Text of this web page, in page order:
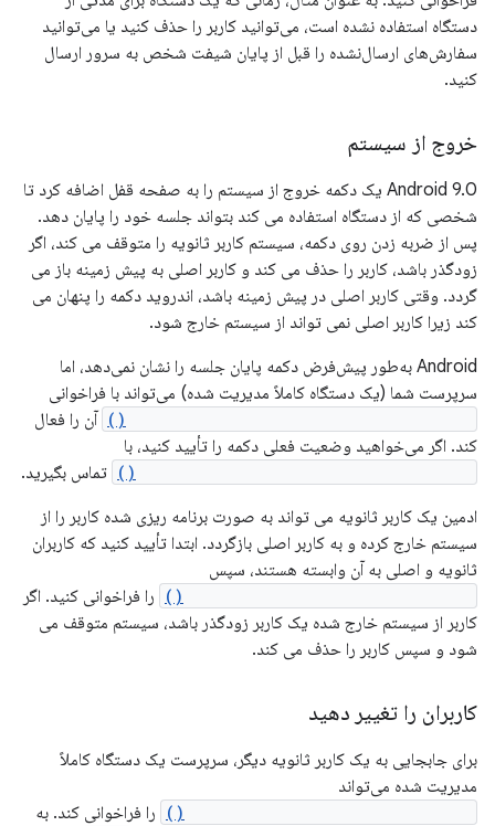
دستگاه استفاده نشده است، می‌توانید کاربر را حذف کنید یا می‌توانید
سفارش‌های ارسال‌نشده را قبل از پایان شیفت شخص به سرور ارسال
کنید.
خروج از سیستم
Android 9.0 یک دکمه خروج از سیستم را به صفحه قفل اضافه کرد تا
شخصی که از دستگاه استفاده می کند بتواند جلسه خود را پایان دهد.
پس از ضربه زدن روی دکمه، سیستم کاربر ثانویه را متوقف می کند، اگر
زودگذر باشد، کاربر را حذف می کند و کاربر اصلی به پیش زمینه باز می
گردد. وقتی کاربر اصلی در پیش زمینه باشد، اندروید دکمه را پنهان می
کند زیرا کاربر اصلی نمی تواند از سیستم خارج شود.
Android به‌طور پیش‌فرض دکمه پایان جلسه را نشان نمی‌دهد، اما
سرپرست شما (یک دستگاه کاملاً مدیریت شده) می‌تواند با فراخوانی
آن را فعال
کند. اگر می‌خواهید وضعیت فعلی دکمه را تأیید کنید، با
تماس بگیرید.
ادمین یک کاربر ثانویه می تواند به صورت برنامه ریزی شده کاربر را از
سیستم خارج کرده و به کاربر اصلی بازگردد. ابتدا تأیید کنید که کاربران
ثانویه و اصلی به آن وابسته هستند، سپس
را فراخوانی کنید. اگر
کاربر از سیستم خارج شده یک کاربر زودگذر باشد، سیستم متوقف می
شود و سپس کاربر را حذف می کند.
کاربران را تغییر دهید
برای جابجایی به یک کاربر ثانویه دیگر، سرپرست یک دستگاه کاملاً
مدیریت شده می‌تواند
را فراخوانی کند. به